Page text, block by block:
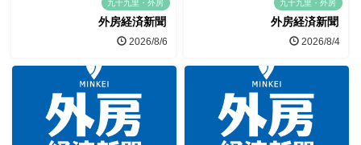
九十九里・外房
外房経済新聞
2026/8/6
九十九里・外房
外房経済新聞
2026/8/4